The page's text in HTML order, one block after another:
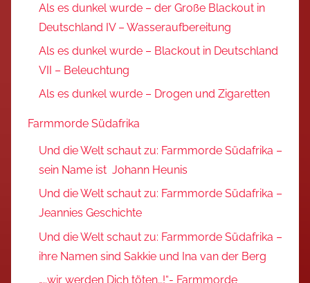
Als es dunkel wurde – der Große Blackout in
Deutschland IV – Wasseraufbereitung
Als es dunkel wurde – Blackout in Deutschland
VII – Beleuchtung
Als es dunkel wurde – Drogen und Zigaretten
Farmmorde Südafrika
Und die Welt schaut zu: Farmmorde Südafrika –
sein Name ist Johann Heunis
Und die Welt schaut zu: Farmmorde Südafrika –
Jeannies Geschichte
Und die Welt schaut zu: Farmmorde Südafrika –
ihre Namen sind Sakkie und Ina van der Berg
„…wir werden Dich töten…!“- Farmmorde